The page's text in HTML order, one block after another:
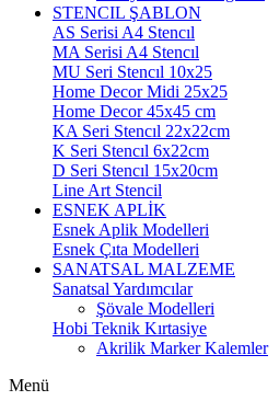
STENCIL ŞABLON
AS Serisi A4 Stencıl
MA Serisi A4 Stencıl
MU Seri Stencıl 10x25
Home Decor Midi 25x25
Home Decor 45x45 cm
KA Seri Stencıl 22x22cm
K Seri Stencıl 6x22cm
D Seri Stencıl 15x20cm
Line Art Stencil
ESNEK APLİK
Esnek Aplik Modelleri
Esnek Çıta Modelleri
SANATSAL MALZEME
Sanatsal Yardımcılar
Şövale Modelleri
Hobi Teknik Kırtasiye
Akrilik Marker Kalemler
Menü